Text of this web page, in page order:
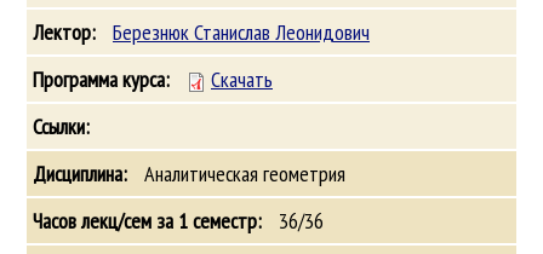
Березнюк Станислав Леонидович
Скачать
Аналитическая геометрия
36/36